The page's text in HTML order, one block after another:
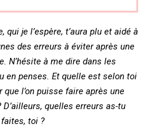
je l’espère, t’aura plu et aidé à
des erreurs à éviter après une
N’hésite à me dire dans les
en penses. Et quelle est selon toi
l’on puisse faire après une
quelles erreurs as-tu
faites, toi ?